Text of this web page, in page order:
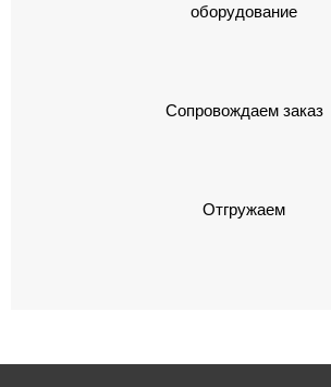
оборудование
Сопровождаем заказ
Отгружаем